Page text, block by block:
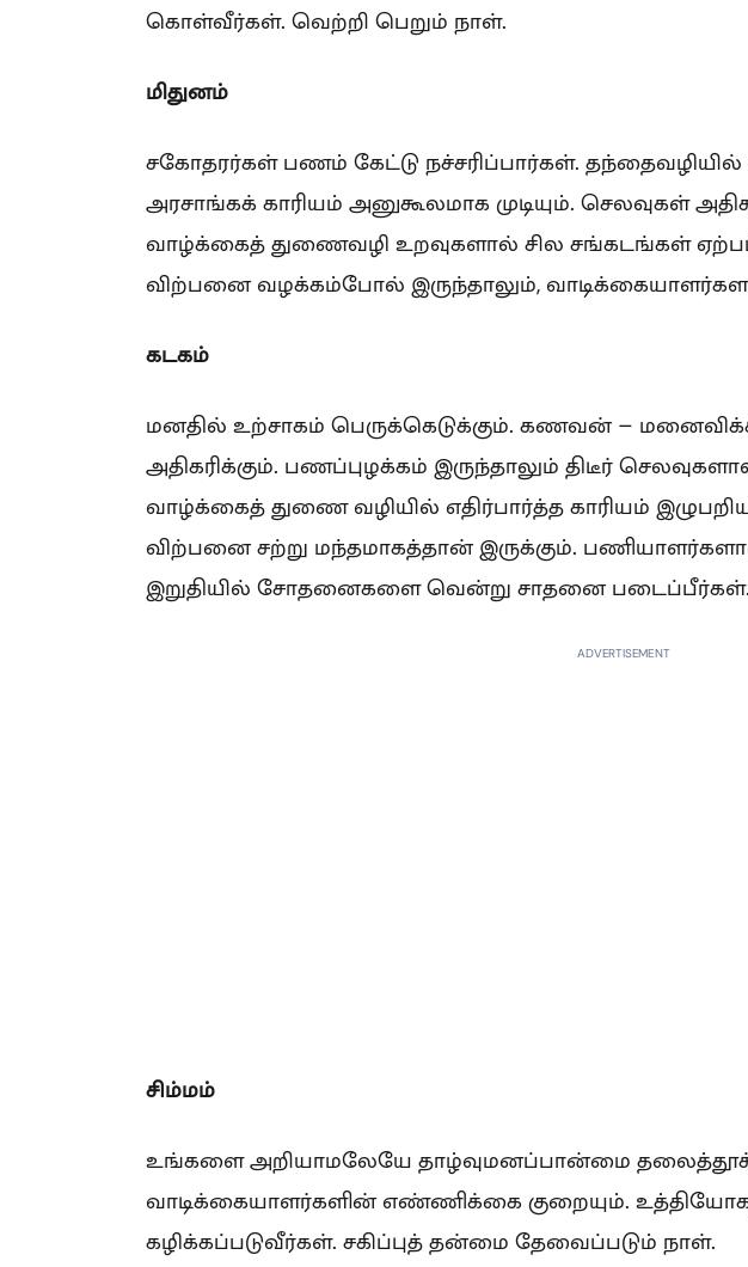
கொள்வீர்கள். வெற்றி பெறும் நாள்.
மிதுனம்
சகோதரர்கள் பணம் கேட்டு நச்சரிப்பார்கள். தந்தைவழியில்
அரசாங்கக் காரியம் அனுகூலமாக முடியும். செலவுகள்
வாழ்க்கைத் துணைவழி உறவுகளால் சில சங்கடங்கள்
விற்பனை வழக்கம்போல் இருந்தாலும்,
கடகம்
மனதில் உற்சாகம் பெருக்கெடுக்கும். கணவன் –
அதிகரிக்கும். பணப்புழக்கம் இருந்தாலும் திடீர்
வாழ்க்கைத் துணை வழியில் எதிர்பார்த்த காரியம்
விற்பனை சற்று மந்தமாகத்தான் இருக்கும்.
இறுதியில் சோதனைகளை வென்று சாதனை படைப்பீர்கள்.
ADVERTISEMENT
சிம்மம்
உங்களை அறியாமலேயே தாழ்வுமனப்பான்மை
வாடிக்கையாளர்களின் எண்ணிக்கை குறையும்.
கழிக்கப்படுவீர்கள். சகிப்புத் தன்மை தேவைப்படும் நாள்.